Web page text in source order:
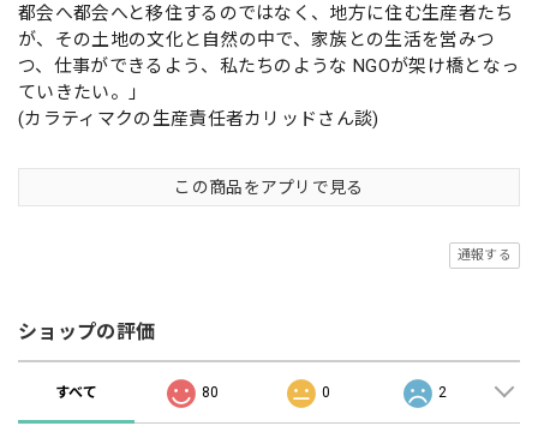
都会へ都会へと移住するのではなく、地方に住む生産者たち
が、その土地の文化と自然の中で、家族との生活を営みつ
つ、仕事ができるよう、私たちのような NGOが架け橋となっ
ていきたい。」
(カラティマクの生産責任者カリッドさん談)
この商品をアプリで見る
通報する
ショップの評価
すべて 80 0 2